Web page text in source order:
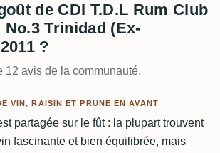
de CDI T.D.L Rum Club
Trinidad (Ex-
?
12 avis de la communauté.
VIN, RAISIN ET PRUNE EN AVANT
partagée sur le fût : la plupart trouvent
fascinante et bien équilibrée, mais